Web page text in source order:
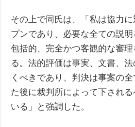
その上で同氏は、「私は協力
プンであり、必要な全ての説
包括的、完全かつ客観的な審
る。法的評価は事実、文書、
くべきであり、判決は事案の
た後に裁判所によって下され
いる」と強調した。